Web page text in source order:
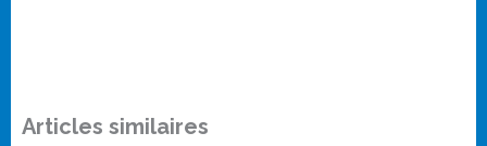
Articles similaires